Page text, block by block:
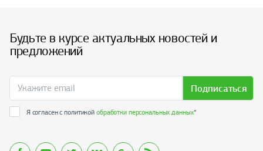
Будьте в курсе актуальных новостей и
предложений
Подписаться
Я согласен с политикойобработки персональных данных*